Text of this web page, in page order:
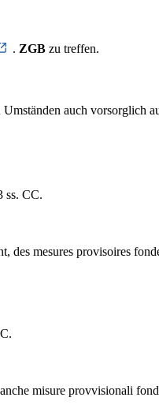
. ZGB zu treffen.
Umständen auch vorsorglich
ss. CC.
des mesures provisoires
misure provvisionali